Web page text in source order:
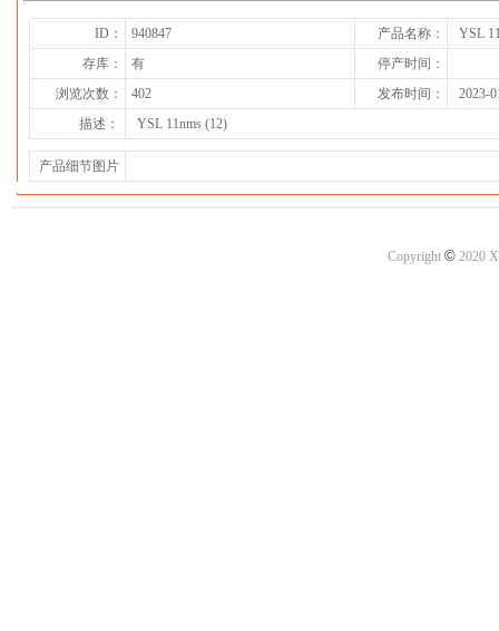
ID： 940847 产品名称：
YSL
存库：
有
停产时间：
浏览次数：
402 发布时间：
2023-
描述：
YSL 11nms (12)
产品细节图片
Copyright ©2020